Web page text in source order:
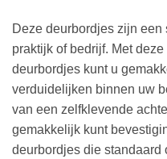
Deze deurbordjes zijn een
praktijk of bedrijf. Met
deurbordjes kunt u
verduidelijken binnen uw
van een zelfklevende
gemakkelijk kunt
deurbordjes die standaard